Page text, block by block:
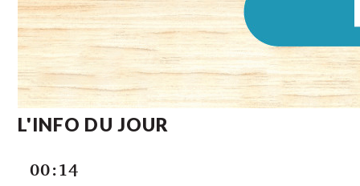
L'INFO DU JOUR
00:14